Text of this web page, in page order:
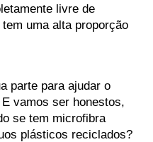
livre de
uma alta proporção
parte para ajudar o
vamos ser honestos,
se tem microfibra
plásticos reciclados?